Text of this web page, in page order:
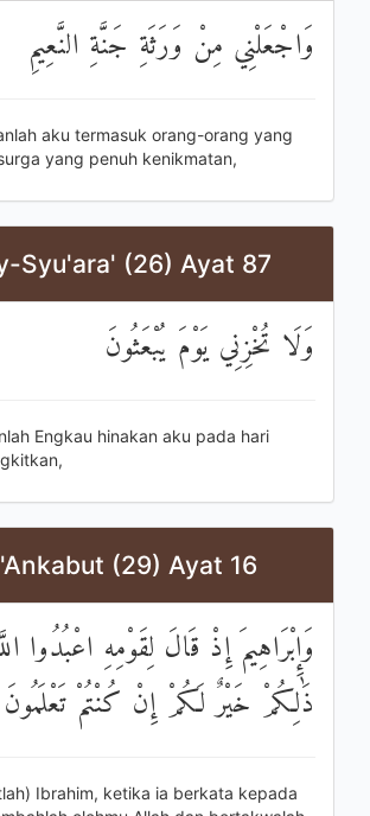
وَاجْعَلْنِي مِنْ وَرَثَةِ جَنَّةِ النَّعِيمِ
aku termasuk orang-orang yang
yang penuh kenikmatan,
Syu'ara' (26) Ayat 87
وَلَا تُخْزِنِي يَوْمَ يُبْعَثُونَ
Engkau hinakan aku pada hari
(29) Ayat 16
وَإِبْرَاهِيمَ إِذْ قَالَ لِقَوْمِهِ اعْبُدُوا
ذَٰلِكُمْ خَيْرٌ لَكُمْ إِنْ كُنْتُمْ تَعْلَمُونَ
Ibrahim, ketika ia berkata kepada